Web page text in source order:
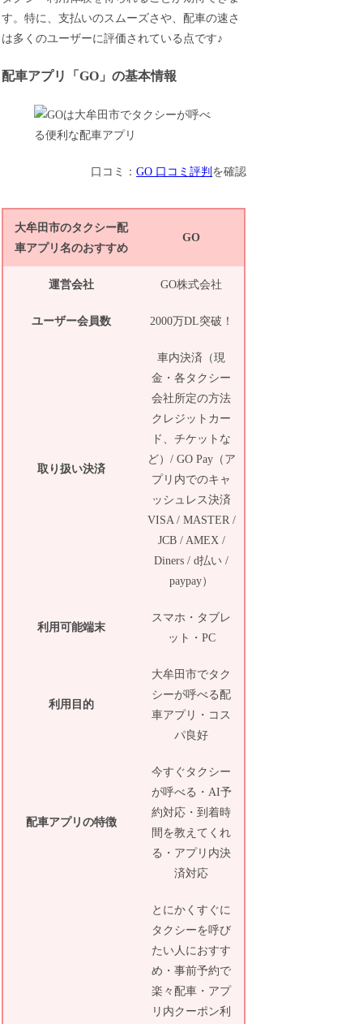
す。特に、支払いのスムーズさや、配車の速さ
は多くのユーザーに評価されている点です♪
配車アプリ「GO」の基本情報
口コミ：GO 口コミ評判 を確認
大牟田市のタクシー配
車アプリ名のおすすめ
GO
運営会社 GO株式会社
ユーザー会員数 2000万DL突破！
取り扱い決済
車内決済（現
金・各タクシー
会社所定の方法
クレジットカー
ド、チケットな
ど）/ GO Pay（ア
プリ内でのキャ
ッシュレス決済
VISA / MASTER /
JCB / AMEX /
Diners / d払い /
paypay）
利用可能端末
スマホ・タブレ
ット・PC
利用目的
大牟田市でタク
シーが呼べる配
車アプリ・コス
パ良好
配車アプリの特徴
今すぐタクシー
が呼べる・AI予
約対応・到着時
間を教えてくれ
る・アプリ内決
済対応
とにかくすぐに
タクシーを呼び
たい人におすす
め・事前予約で
楽々配車・アプ
リ内クーポン利